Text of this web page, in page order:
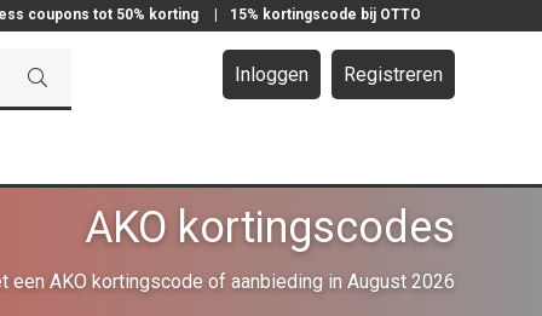
coupons tot 50% korting 15% kortingscode bij OTTO
Inloggen Registreren
AKO kortingscodes
een AKO kortingscode of aanbieding in August 2026